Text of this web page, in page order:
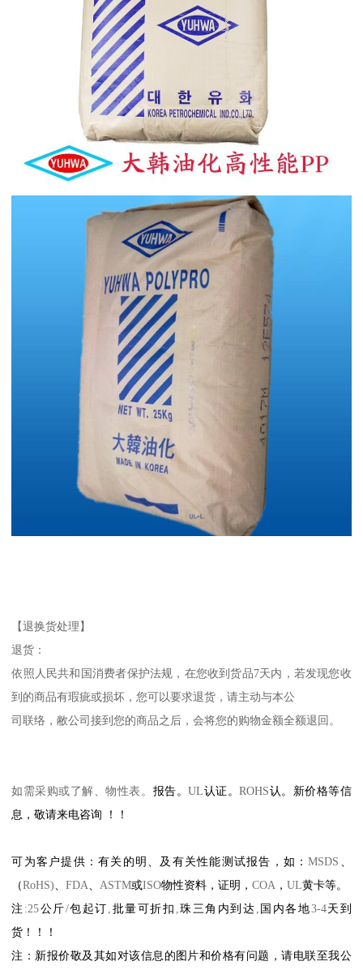
【退换货处理】
退货：
依照人民共和国消费者保护法规，在您收到货品7天内，若发现您收
到的商品有瑕疵或损坏，您可以要求退货，请主动与本公
司联络，敝公司接到您的商品之后，会将您的购物金额全额退回。
如需采购或了解、物性表。 报告。UL认证。ROHS认。新价格等信
息，敬请来电咨询
！！
可为客户提供：有关的明、及有关性能测试报告，如：MSDS
（RoHS) 、FDA ASTM或ISO物性资料，证明，COA ，UL黄卡等。
注 :25公斤/包起订 批量可折扣 珠三角内到达 国内各地3-4天到
货！！！
注：新报价敬及其如对该信息的图片和价格有问题，请电联至我公